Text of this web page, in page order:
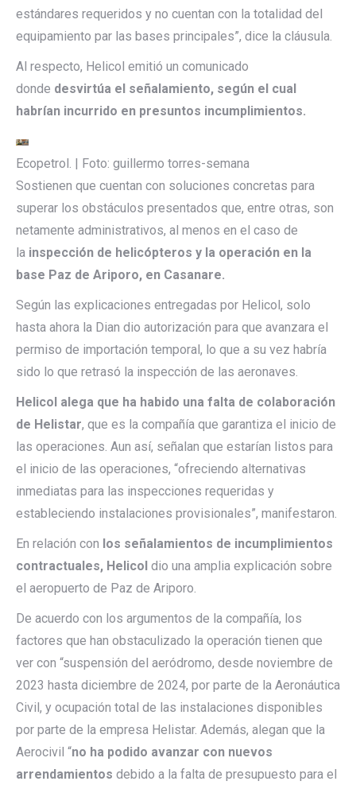
estándares requeridos y no cuentan con la totalidad del
equipamiento par las bases principales”, dice la cláusula.
Al respecto, Helicol emitió un comunicado
donde desvirtúa el señalamiento, según el cual
habrían incurrido en presuntos incumplimientos.
Ecopetrol. | Foto: guillermo torres-semana
Sostienen que cuentan con soluciones concretas para
superar los obstáculos presentados que, entre otras, son
netamente administrativos, al menos en el caso de
la inspección de helicópteros y la operación en la
base Paz de Ariporo, en Casanare.
Según las explicaciones entregadas por Helicol, solo
hasta ahora la Dian dio autorización para que avanzara el
permiso de importación temporal, lo que a su vez habría
sido lo que retrasó la inspección de las aeronaves.
Helicol alega que ha habido una falta de colaboración
de Helistar, que es la compañía que garantiza el inicio de
las operaciones. Aun así, señalan que estarían listos para
el inicio de las operaciones, “ofreciendo alternativas
inmediatas para las inspecciones requeridas y
estableciendo instalaciones provisionales”, manifestaron.
En relación con los señalamientos de incumplimientos
contractuales, Helicol dio una amplia explicación sobre
el aeropuerto de Paz de Ariporo.
De acuerdo con los argumentos de la compañía, los
factores que han obstaculizado la operación tienen que
ver con “suspensión del aeródromo, desde noviembre de
2023 hasta diciembre de 2024, por parte de la Aeronáutica
Civil, y ocupación total de las instalaciones disponibles
por parte de la empresa Helistar. Además, alegan que la
Aerocivil “no ha podido avanzar con nuevos
arrendamientos debido a la falta de presupuesto para el